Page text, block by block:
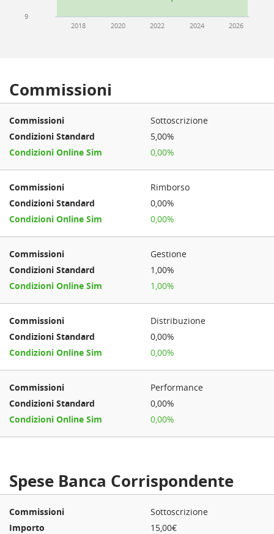
2018 2020 2022 2024 2026
9
Commissioni
Sottoscrizione
5,00%
0,00%
Rimborso
0,00%
0,00%
Gestione
1,00%
1,00%
Distribuzione
0,00%
0,00%
Performance
0,00%
0,00%
Spese Banca Corrispondente
Sottoscrizione
15,00€